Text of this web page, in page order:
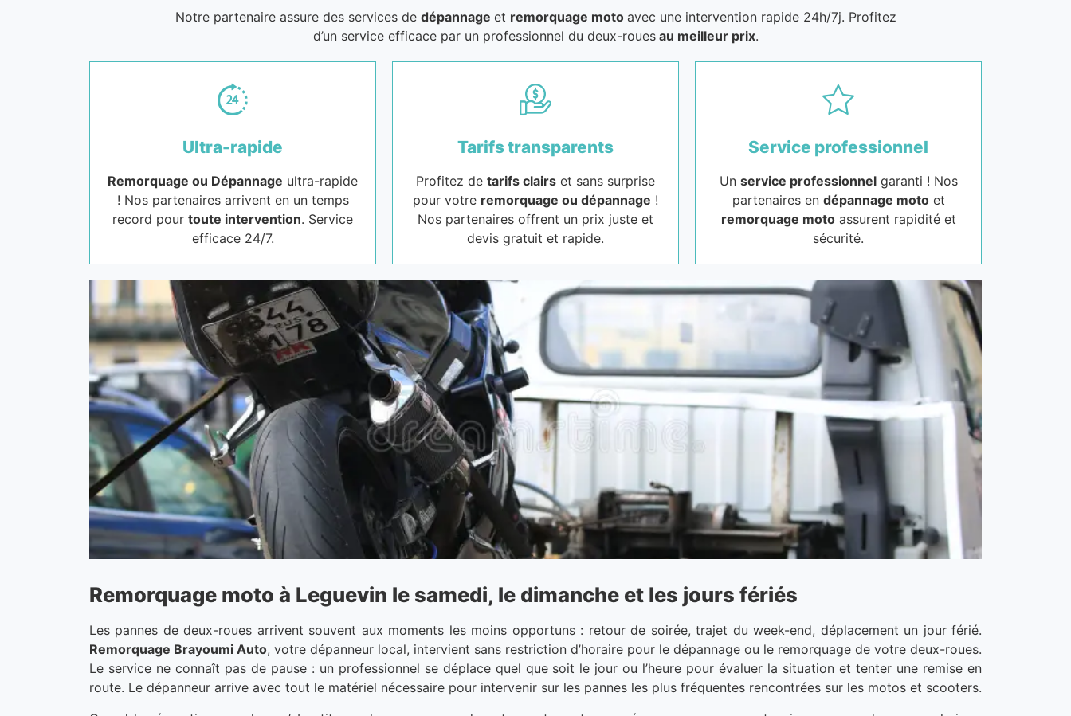
Notre partenaire assure des services de dépannage et remorquage moto avec une intervention rapide 24h/7j. Profitez
d’un service efficace par un professionnel du deux-rouesau meilleur prix.
Ultra-rapide
Remorquage ou Dépannage ultra-rapide
! Nos partenaires arrivent en un temps
record pour toute intervention. Service
efficace 24/7.
Tarifs transparents
Profitez de tarifs clairs et sans surprise
pour votre remorquage ou dépannage !
Nos partenaires offrent un prix juste et
devis gratuit et rapide.
Service professionnel
Un service professionnelgaranti ! Nos
partenaires en dépannage motoet
remorquage motoassurent rapidité et
sécurité.
Remorquage moto à Leguevin le samedi, le dimanche et les jours fériés
Les pannes de deux-roues arrivent souvent aux moments les moins opportuns : retour de soirée, trajet du week-end, déplacement un jour férié.
Remorquage Brayoumi Auto, votre dépanneur local, intervient sans restriction d’horaire pour le dépannage ou le remorquage de votre deux-roues.
Le service ne connaît pas de pause : un professionnel se déplace quel que soit le jour ou l’heure pour évaluer la situation et tenter une remise en
route. Le dépanneur arrive avec tout le matériel nécessaire pour intervenir sur les pannes les plus fréquentes rencontrées sur les motos et scooters.